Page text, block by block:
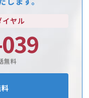
イヤル
無料